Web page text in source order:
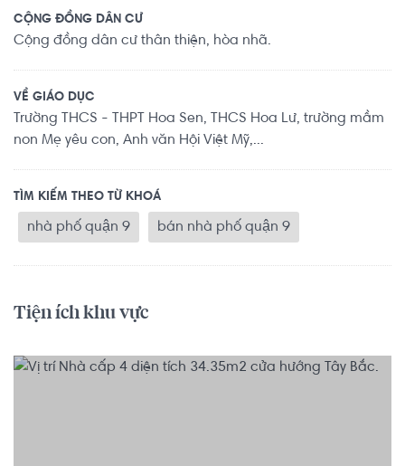
CỘNG ĐỒNG DÂN CƯ
Cộng đồng dân cư thân thiện, hòa nhã.
VỀ GIÁO DỤC
Trường THCS - THPT Hoa Sen, THCS Hoa Lư, trường mầm
non Mẹ yêu con, Anh văn Hội Việt Mỹ,...
TÌM KIẾM THEO TỪ KHOÁ
nhà phố quận 9 bán nhà phố quận 9
Tiện ích khu vực